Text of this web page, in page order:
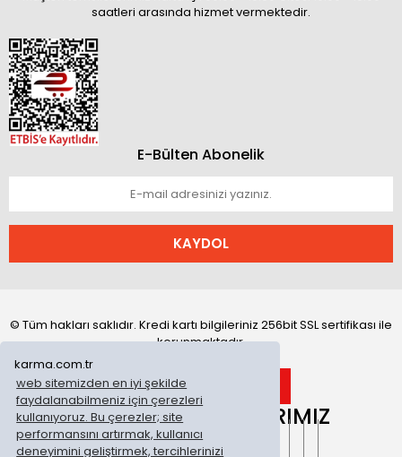
karma.com.tr
web sitemizden en iyi şekilde
faydalanabilmeniz için çerezleri
kullanıyoruz. Bu çerezler; site
performansını artırmak, kullanıcı
deneyimini geliştirmek, tercihlerinizi
saatleri arasında hizmet vermektedir.
E-Bülten Abonelik
KAYDOL
© Tüm hakları saklıdır. Kredi kartı bilgileriniz 256bit SSL sertifikası ile
korunmaktadır.
ONLİNE MAĞAZALARIMIZ